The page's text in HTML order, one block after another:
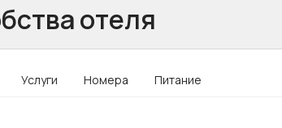
отеля
Услуги Номера Питание